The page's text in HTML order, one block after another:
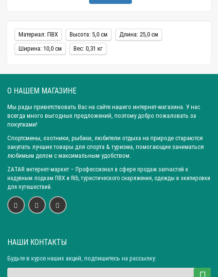
других материалов. Носовая рым ручка для лодки ПВХ по цене
номер телефона нашего менеджера или заполняйте интернет-
заявку на сайте и гарантированно получайте универсальные
товары для надувных лодок с долгим периодом службы.
Как применяются якорные ручки?
модельному ряду лодок ПВХ любой комплектации и
габаритов. Год выпуска судна, его производитель не имеет
значения. Аксессуар подойдет на 100%. Ручка max Rib №1.1
изготовлена из прочного пластика по современным
технологиям с высокими эксплуатационными
характеристиками.
Преимущества применения якорных ручек:
- надежность;
- универсальность (ручка может служить опорой для
пассажиров, для облегчения перемещения судна);
Материал: ПВХ Высота: 5,0 см
Длина: 25,0 см
Ширина: 10,0 см
Вес: 0,31 кг
О НАШЕМ МАГАЗИНЕ
Мы рады приветствовать Вас на сайте нашего интернет-магазина. У нас
всегда много выгодных предложений, поэтому добро пожаловать за
покупками!
Спортсмены, охотники, рыбаки, любители отдыха на природе стараются
закупать лучшие товары для спорта & туризма, помогающие заниматься
любимым делом с максимальным удобством.
ZATAR интернет-маркет – Профессионал в сфере продаж запчастей к
надувным лодкам ПВХ и Rib, туристического снаряжения, одежды и экипировки
для путешествий.
НАШИ КОНТАКТЫ
Будьте в курсе наших акций, подпишитесь на рассылку: